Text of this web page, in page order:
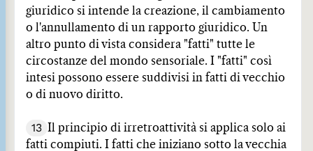
giuridico si intende la creazione, il cambiamento
o l'annullamento di un rapporto giuridico. Un
altro punto di vista considera "fatti" tutte le
circostanze del mondo sensoriale. I "fatti" così
intesi possono essere suddivisi in fatti di vecchio
o di nuovo diritto.
13 Il principio di irretroattività si applica solo ai
fatti compiuti. I fatti che iniziano sotto la vecchia